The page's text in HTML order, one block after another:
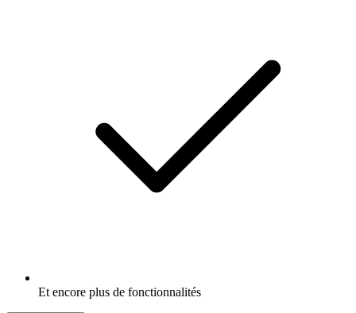
Et encore plus de fonctionnalités